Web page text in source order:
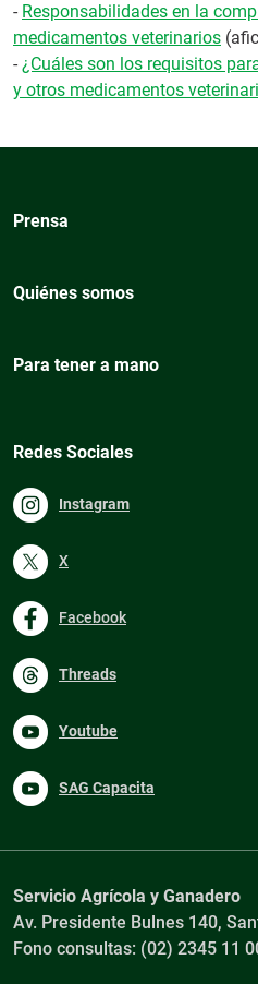
- Responsabilidades en la
medicamentos veterinarios
- ¿Cuáles son los requisitos
y otros medicamentos
Prensa
Quiénes somos
Para tener a mano
Redes Sociales
Instagram
X
Facebook
Threads
Youtube
SAG Capacita
Servicio Agrícola y Ganadero
Av. Presidente Bulnes 140,
Fono consultas: (02) 2345 11